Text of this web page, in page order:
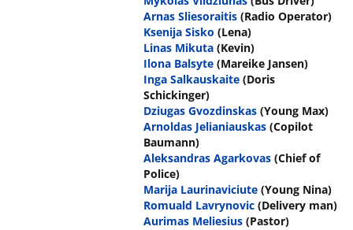
Arnas Sliesoraitis (Radio Operator)
Ksenija Sisko (Lena)
Linas Mikuta (Kevin)
Ilona Balsyte (Mareike Jansen)
Inga Salkauskaite (Doris
Schickinger)
Dziugas Gvozdinskas (Young Max)
Arnoldas Jelianiauskas (Copilot
Baumann)
Aleksandras Agarkovas (Chief of
Police)
Marija Laurinaviciute (Young Nina)
Romuald Lavrynovic (Delivery man)
Aurimas Meliesius (Pastor)